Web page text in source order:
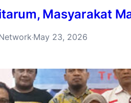
Masyarakat
·May 23, 2026